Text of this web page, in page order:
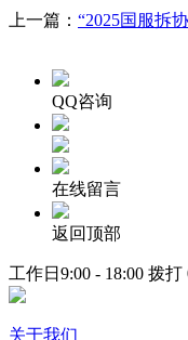
上一篇： “2025国服拆
QQ咨询
在线留言
返回顶部
工作日9:00 - 18:00 拨打
关于我们